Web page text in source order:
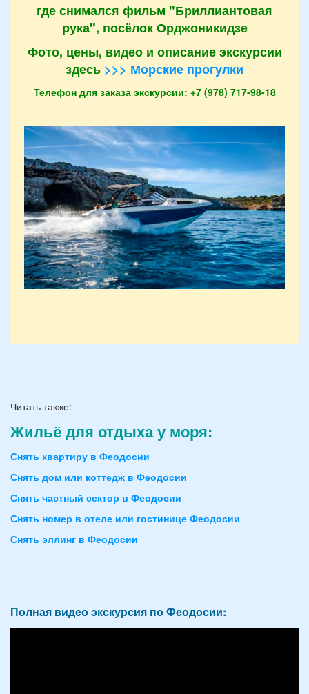
где снимался фильм "Бриллиантовая
рука", посёлок Орджоникидзе
Фото, цены, видео и описание экскурсии
здесь >>> Морские прогулки
Телефон для заказа экскурсии: +7 (978) 717-98-18
Читать также:
Жильё для отдыха у моря:
Снять квартиру в Феодосии
Снять дом или коттедж в Феодосии
Снять частный сектор в Феодосии
Снять номер в отеле или гостинице Феодосии
Снять эллинг в Феодосии
Полная видео экскурсия по Феодосии: